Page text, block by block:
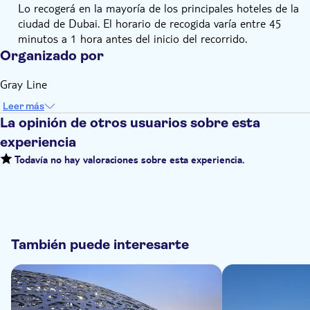
Lo recogerá en la mayoría de los principales hoteles de la
ciudad de Dubai. El horario de recogida varía entre 45
minutos a 1 hora antes del inicio del recorrido.
Organizado por
Gray Line
Leer más
La opinión de otros usuarios sobre esta
experiencia
Todavía no hay valoraciones sobre esta experiencia.
También puede interesarte